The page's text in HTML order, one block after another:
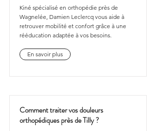
Kiné spécialisé en orthopédie près de
Wagnelée, Damien Leclercq vous aide à
retrouver mobilité et confort grâce à une
rééducation adaptée à vos besoins.
En savoir plus
Comment traiter vos douleurs
orthopédiques près de Tilly ?